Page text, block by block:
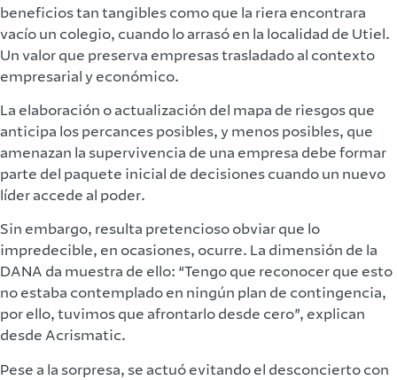
beneficios tan tangibles como que la riera encontrara
vacío un colegio, cuando lo arrasó en la localidad de Utiel.
Un valor que preserva empresas trasladado al contexto
empresarial y económico.
La elaboración o actualización del mapa de riesgos que
anticipa los percances posibles, y menos posibles, que
amenazan la supervivencia de una empresa debe formar
parte del paquete inicial de decisiones cuando un nuevo
líder accede al poder.
Sin embargo, resulta pretencioso obviar que lo
impredecible, en ocasiones, ocurre. La dimensión de la
DANA da muestra de ello: “Tengo que reconocer que esto
no estaba contemplado en ningún plan de contingencia,
por ello, tuvimos que afrontarlo desde cero”, explican
desde Acrismatic.
Pese a la sorpresa, se actuó evitando el desconcierto con